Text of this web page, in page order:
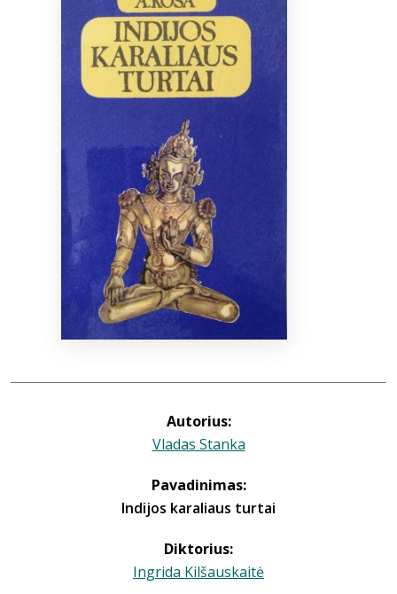
Bibliotekoms
Autorius:
Vladas Stanka
Pavadinimas:
Indijos karaliaus turtai
Diktorius:
Ingrida Kilšauskaitė